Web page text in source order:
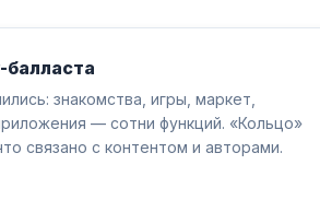
балласта
знакомства, игры, маркет,
— сотни функций. «Кольцо»
связано с контентом и авторами.